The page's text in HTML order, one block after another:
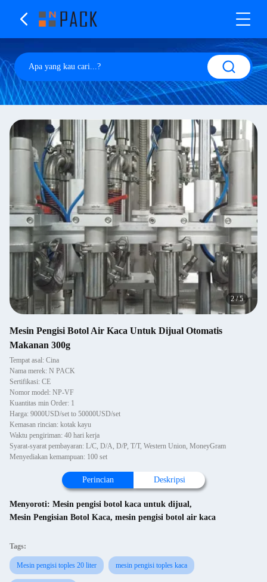
2/5
Mesin Pengisi Botol Air Kaca Untuk Dijual Otomatis
Makanan 300g
Tempat asal: Cina
Nama merek: N PACK
Sertifikasi: CE
Nomor model: NP-VF
Kuantitas min Order: 1
Harga: 9000USD/set to 50000USD/set
Kemasan rincian: kotak kayu
Waktu pengiriman: 40 hari kerja
Syarat-syarat pembayaran: L/C, D/A, D/P, T/T, Western Union, MoneyGram
Menyediakan kemampuan: 100 set
Perincian Deskripsi
Menyoroti: Mesin pengisi botol kaca untuk dijual,
Mesin Pengisian Botol Kaca, mesin pengisi botol air kaca
Tags:
Mesin pengisi toples 20 liter mesin pengisi toples kaca